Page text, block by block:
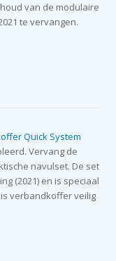
van de modulaire
te vervangen.
Quick System
Vervang de
navulset. De set
(2021) en is speciaal
verbandkoffer veilig